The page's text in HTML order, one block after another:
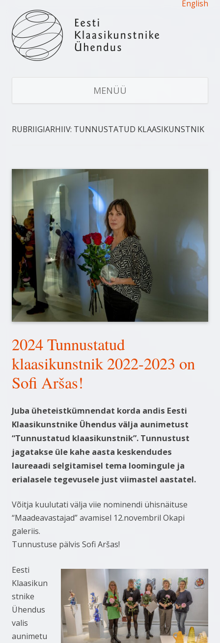
English
Eesti Klaasikunstnike Ühendus
Estonian Glass Artists' Union
MENÜÜ
RUBRIIGIARHIIV: TUNNUSTATUD KLAASIKUNSTNIK
2024 Tunnustatud
klaasikunstnik 2022-2023 on
Sofi Aršas!
Juba üheteistkümnendat korda andis Eesti
Klaasikunstnike Ühendus välja aunimetust
“Tunnustatud klaasikunstnik”. Tunnustust
jagatakse üle kahe aasta keskendudes
laureaadi selgitamisel tema loomingule ja
erialasele tegevusele just viimastel aastatel.
Võitja kuulutati välja viie nominendi ühisnäituse
“Maadeavastajad” avamisel 12.novembril Okapi
galeriis.
Tunnustuse pälvis Sofi Aršas!
Eesti
Klaasikun
stnike
Ühendus
valis
aunimetu